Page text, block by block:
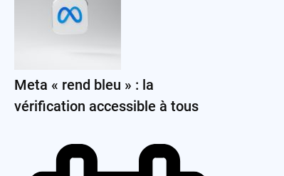
Meta « rend bleu » : la
vérification accessible à tous